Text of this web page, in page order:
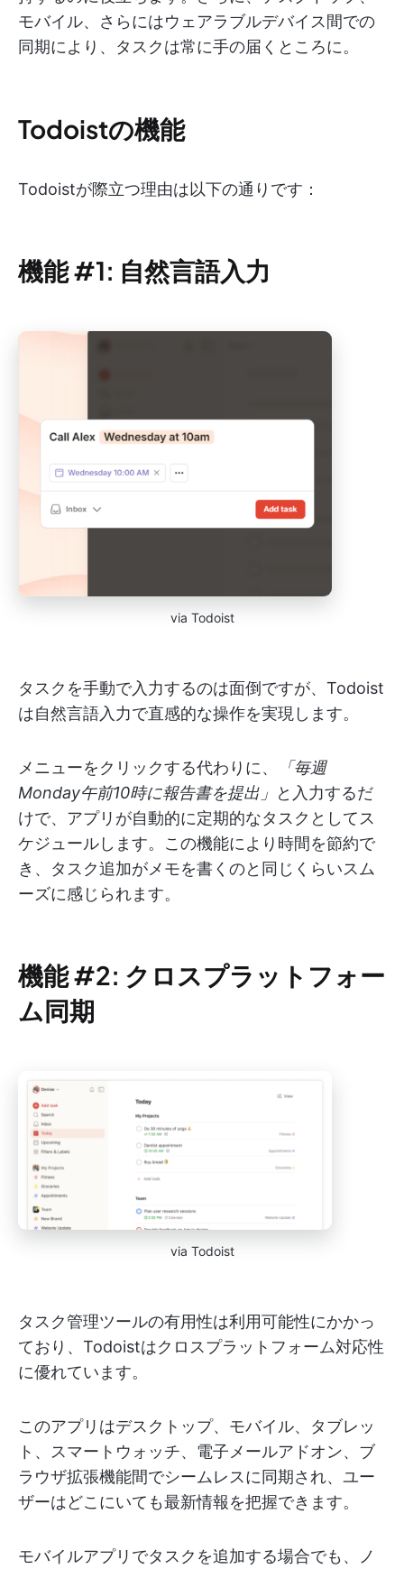
モバイル、さらにはウェアラブルデバイス間での
同期により、タスクは常に手の届くところに。
Todoistの機能
Todoistが際立つ理由は以下の通りです：
機能 #1: 自然言語入力
via Todoist
タスクを手動で入力するのは面倒ですが、Todoist
は自然言語入力で直感的な操作を実現します。
メニューをクリックする代わりに、
「毎週
Monday午前10時に報告書を提出」 と入力するだ
けで、アプリが自動的に定期的なタスクとしてス
ケジュールします。この機能により時間を節約で
き、タスク追加がメモを書くのと同じくらいスム
ーズに感じられます。
機能 #2: クロスプラットフォー
ム同期
via Todoist
タスク管理ツールの有用性は利用可能性にかかっ
ており、Todoistはクロスプラットフォーム対応性
に優れています。
このアプリはデスクトップ、モバイル、タブレッ
ト、スマートウォッチ、電子メールアドオン、ブ
ラウザ拡張機能間でシームレスに同期され、ユー
ザーはどこにいても最新情報を把握できます。
モバイルアプリでタスクを追加する場合でも、ノ